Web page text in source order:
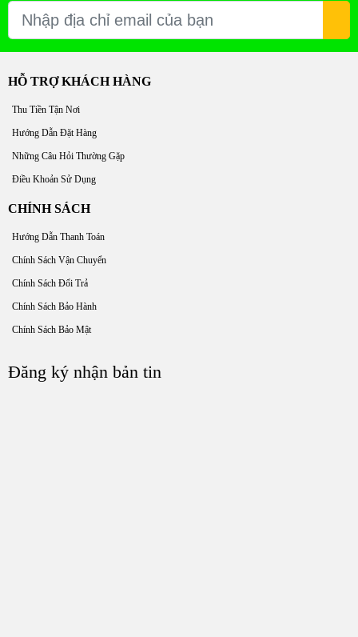
HỖ TRỢ KHÁCH HÀNG
Thu Tiền Tận Nơi
Hướng Dẫn Đặt Hàng
Những Câu Hỏi Thường Gặp
Điều Khoản Sử Dụng
CHÍNH SÁCH
Hướng Dẫn Thanh Toán
Chính Sách Vận Chuyển
Chính Sách Đổi Trả
Chính Sách Bảo Hành
Chính Sách Bảo Mật
Đăng ký nhận bản tin